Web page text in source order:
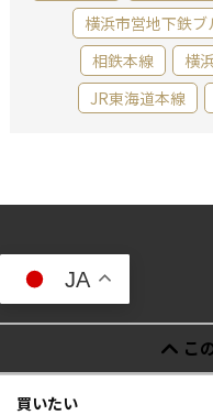
横浜市営地下鉄ブ
相鉄本線
横
JR東海道本線
JA
こ
買いたい